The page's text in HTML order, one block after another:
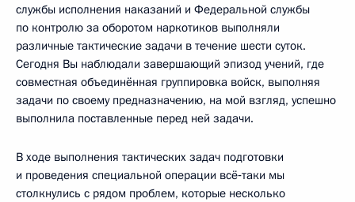
службы исполнения наказаний и Федеральной службы
по контролю за оборотом наркотиков выполняли
различные тактические задачи в течение шести суток.
Сегодня Вы наблюдали завершающий эпизод учений, где
совместная объединённая группировка войск, выполняя
задачи по своему предназначению, на мой взгляд, успешно
выполнила поставленные перед ней задачи.
В ходе выполнения тактических задач подготовки
и проведения специальной операции всё‑таки мы
столкнулись с рядом проблем, которые несколько